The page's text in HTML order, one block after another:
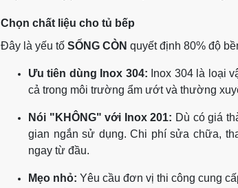
Chọn chất liệu cho tủ bếp
Đây là yếu tố SỐNG CÒN quyết định 80% độ
Ưu tiên dùng Inox 304: Inox 304 là loại
cả trong môi trường ẩm ướt và thường
Nói "KHÔNG" với Inox 201: Dù có giá
gian ngắn sử dụng. Chi phí sửa chữa,
ngay từ đầu.
Mẹo nhỏ: Yêu cầu đơn vị thi công cung